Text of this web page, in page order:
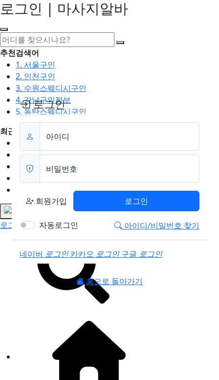
로그인 | 마사지알바
추천검색어
1. 서울구인
2. 인천구인
3. 수원스웨디시구인
4. 강남구인정보
5. 동탄스웨디시구인
최근검색어
1. 일산마사지구인
2. 성남아로마구인
3. 스웨디시구인
로그인
로그인
아이디
비밀번호
회원가입 로그인
자동로그인 아이디/비밀번호 찾기
소셜계정으로 로그인
네이버 로그인 카카오 로그인 구글 로그인
홈으로 돌아가기